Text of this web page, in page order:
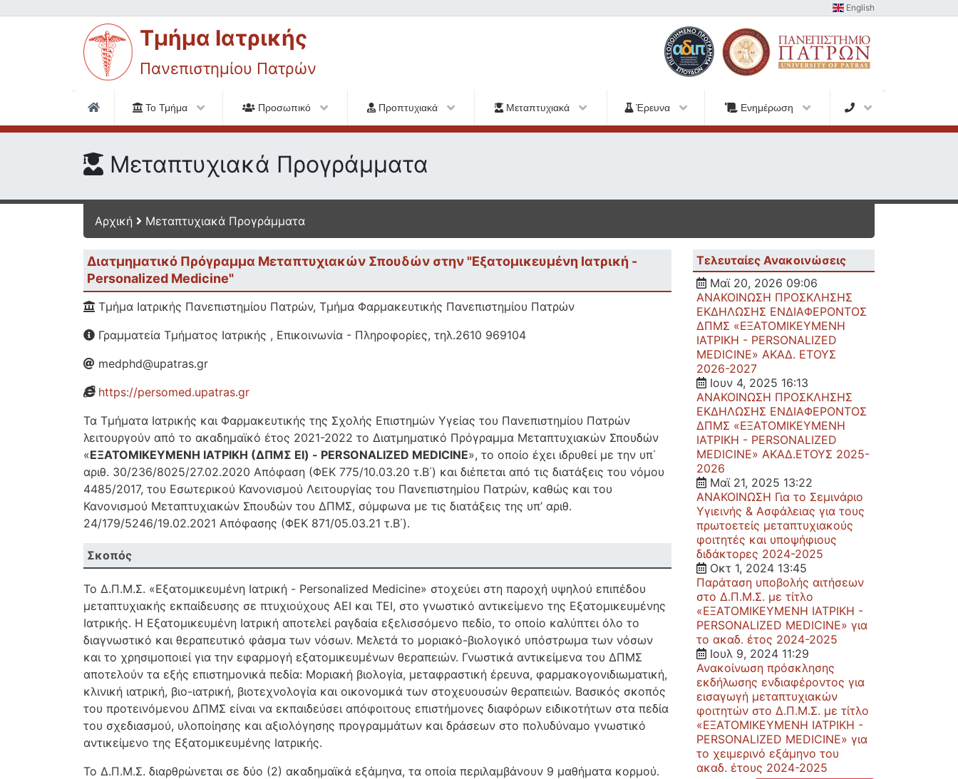
English
Τμήμα Ιατρικής
Πανεπιστημίου Πατρών
Το Τμήμα Προσωπικό Προπτυχιακά Μεταπτυχιακά Έρευνα Ενημέρωση
Μεταπτυχιακά Προγράμματα
Αρχική Μεταπτυχιακά Προγράμματα
Διατμηματικό Πρόγραμμα Μεταπτυχιακών Σπουδών στην "Εξατομικευμένη Ιατρική -
Personalized Medicine"
Τμήμα Ιατρικής Πανεπιστημίου Πατρών, Τμήμα Φαρμακευτικής Πανεπιστημίου Πατρών
Γραμματεία Τμήματος Ιατρικής , Επικοινωνία - Πληροφορίες, τηλ.2610 969104
medphd@upatras.gr
https://persomed.upatras.gr
Τα Τμήματα Ιατρικής και Φαρμακευτικής της Σχολής Επιστημών Υγείας του Πανεπιστημίου Πατρών
λειτουργούν από το ακαδημαϊκό έτος 2021-2022 το Διατμηματικό Πρόγραμμα Μεταπτυχιακών Σπουδών
«ΕΞΑΤΟΜΙΚΕΥΜΕΝΗ ΙΑΤΡΙΚΗ (ΔΠΜΣ ΕΙ) - PERSONALIZED MEDICINE», το οποίο έχει ιδρυθεί με την υπ΄
αριθ. 30/236/8025/27.02.2020 Απόφαση (ΦΕΚ 775/10.03.20 τ.Β΄) και διέπεται από τις διατάξεις του νόμου
4485/2017, του Εσωτερικού Κανονισμού Λειτουργίας του Πανεπιστημίου Πατρών, καθώς και του
Κανονισμού Μεταπτυχιακών Σπουδών του ΔΠΜΣ, σύμφωνα με τις διατάξεις της υπ’ αριθ.
24/179/5246/19.02.2021 Απόφασης (ΦΕΚ 871/05.03.21 τ.Β΄).
Σκοπός
Το Δ.Π.Μ.Σ. «Εξατομικευμένη Ιατρική - Personalized Medicine» στοχεύει στη παροχή υψηλού επιπέδου
μεταπτυχιακής εκπαίδευσης σε πτυχιούχους ΑΕΙ και ΤΕΙ, στο γνωστικό αντικείμενο της Εξατομικευμένης
Ιατρικής. Η Εξατομικευμένη Ιατρική αποτελεί ραγδαία εξελισσόμενο πεδίο, το οποίο καλύπτει όλο το
διαγνωστικό και θεραπευτικό φάσμα των νόσων. Μελετά το μοριακό-βιολογικό υπόστρωμα των νόσων
και το χρησιμοποιεί για την εφαρμογή εξατομικευμένων θεραπειών. Γνωστικά αντικείμενα του ΔΠΜΣ
αποτελούν τα εξής επιστημονικά πεδία: Μοριακή βιολογία, μεταφραστική έρευνα, φαρμακογονιδιωματική,
κλινική ιατρική, βιο-ιατρική, βιοτεχνολογία και οικονομικά των στοχευουσών θεραπειών. Βασικός σκοπός
του προτεινόμενου ΔΠΜΣ είναι να εκπαιδεύσει απόφοιτους επιστήμονες διαφόρων ειδικοτήτων στα πεδία
του σχεδιασμού, υλοποίησης και αξιολόγησης προγραμμάτων και δράσεων στο πολυδύναμο γνωστικό
αντικείμενο της Εξατομικευμένης Ιατρικής.
Το Δ.Π.Μ.Σ. διαρθρώνεται σε δύο (2) ακαδημαϊκά εξάμηνα, τα οποία περιλαμβάνουν 9 μαθήματα κορμού.
Τελευταίες Ανακοινώσεις
Μαϊ 20, 2026 09:06
ΑΝΑΚΟΙΝΩΣΗ ΠΡΟΣΚΛΗΣΗΣ
ΕΚΔΗΛΩΣΗΣ ΕΝΔΙΑΦΕΡΟΝΤΟΣ
ΔΠΜΣ «ΕΞΑΤΟΜΙΚΕΥΜΕΝΗ
ΙΑΤΡΙΚΗ - PERSONALIZED
MEDICINE» ΑΚΑΔ. ΕΤΟΥΣ
2026-2027
Ιουν 4, 2025 16:13
ΑΝΑΚΟΙΝΩΣΗ ΠΡΟΣΚΛΗΣΗΣ
ΕΚΔΗΛΩΣΗΣ ΕΝΔΙΑΦΕΡΟΝΤΟΣ
ΔΠΜΣ «ΕΞΑΤΟΜΙΚΕΥΜΕΝΗ
ΙΑΤΡΙΚΗ - PERSONALIZED
MEDICINE» ΑΚΑΔ.ΕΤΟΥΣ 2025-
2026
Μαϊ 21, 2025 13:22
ΑΝΑΚΟΙΝΩΣΗ Για το Σεμινάριο
Υγιεινής & Ασφάλειας για τους
πρωτοετείς μεταπτυχιακούς
φοιτητές και υποψήφιους
διδάκτορες 2024-2025
Οκτ 1, 2024 13:45
Παράταση υποβολής αιτήσεων
στο Δ.Π.Μ.Σ. με τίτλο
«ΕΞΑΤΟΜΙΚΕΥΜΕΝΗ ΙΑΤΡΙΚΗ -
PERSONALIZED MEDICINE» για
το ακαδ. έτος 2024-2025
Ιουλ 9, 2024 11:29
Ανακοίνωση πρόσκλησης
εκδήλωσης ενδιαφέροντος για
εισαγωγή μεταπτυχιακών
φοιτητών στο Δ.Π.Μ.Σ. με τίτλο
«ΕΞΑΤΟΜΙΚΕΥΜΕΝΗ ΙΑΤΡΙΚΗ -
PERSONALIZED MEDICINE» για
το χειμερινό εξάμηνο του
ακαδ. έτους 2024-2025